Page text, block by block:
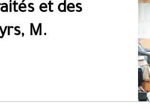
et des
M.